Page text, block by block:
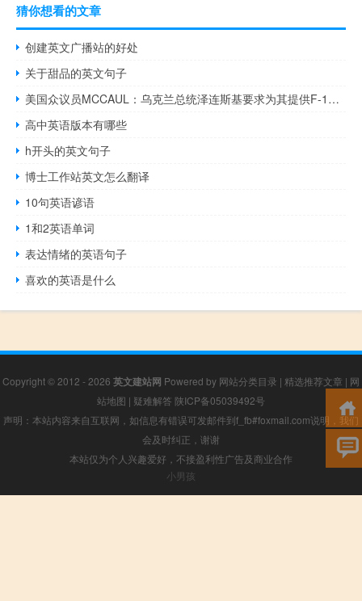
猜你想看的文章
创建英文广播站的好处
关于甜品的英文句子
美国众议员MCCAUL：乌克兰总统泽连斯基要求为其提供F-16战机和ATACMS导弹
高中英语版本有哪些
h开头的英文句子
博士工作站英文怎么翻译
10句英语谚语
1和2英语单词
表达情绪的英语句子
喜欢的英语是什么
Copyright © 2012 - 2026 英文建站网 Powered by 网站分类目录 | 精选推荐文章 | 网
站地图 | 疑难解答 陕ICP备05039492号
声明：本站内容来自互联网，如信息有错误可发邮件到f_fb#foxmail.com说明，我们
会及时纠正，谢谢
本站仅为个人兴趣爱好，不接盈利性广告及商业合作
小男孩